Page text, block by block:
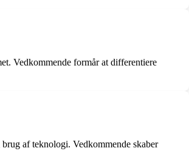
Vedkommende formår at differentiere
af teknologi. Vedkommende skaber